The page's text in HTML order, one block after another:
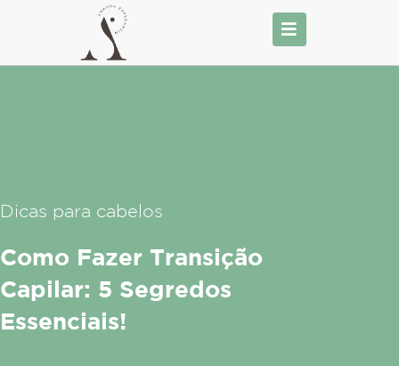
Dicas para cabelos
Como Fazer Transição
Capilar: 5 Segredos
Essenciais!